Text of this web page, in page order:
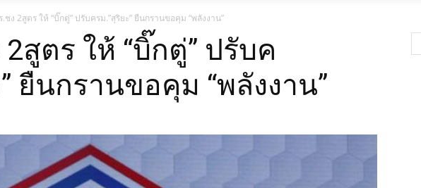
ชง 2สูตร ให้ “บิ๊กตู่” ปรับครม.”สุริยะ” ยืนกรานขอคุม “พลังงาน”
สูตร ให้ “บิ๊กตู่” ปรับค
ยืนกรานขอคุม “พลังงาน”